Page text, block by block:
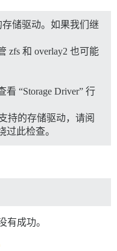
储驱动。如果我们继
zfs 和 overlay2 也可能
看 “Storage Driver” 行
持的存储驱动，请阅
过此检查。
有成功。